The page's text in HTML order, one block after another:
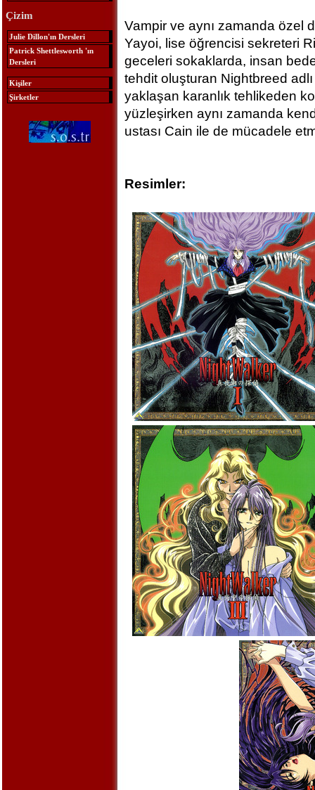
Çizim
Julie Dillon'ın Dersleri
Patrick Shettlesworth 'ın
Dersleri
Kişiler
Şirketler
Vampir ve aynı zamanda özel
Yayoi, lise öğrencisi sekreteri
geceleri sokaklarda, insan
tehdit oluşturan Nightbreed
yaklaşan karanlık tehlikeden
yüzleşirken aynı zamanda
ustası Cain ile de mücadele
Resimler: